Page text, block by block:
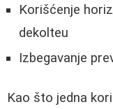
Korišćenje
dekolteu
Izbegavanje
Kao što jedna